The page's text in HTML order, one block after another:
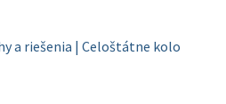
a riešenia | Celoštátne kolo